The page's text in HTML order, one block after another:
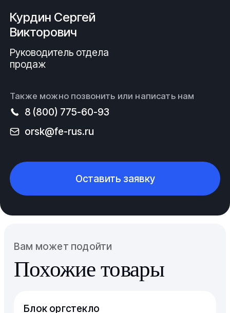
Курдин Сергей
Викторович
Руководитель отдела
продаж
Также можно позвонить или написать нам
8 (800) 775-60-93
orsk@fe-rus.ru
Оставить заявку
Вам может подойти
Похожие товары
Блок оргстекло